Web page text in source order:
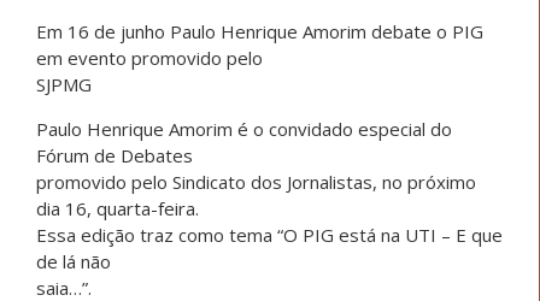
Em 16 de junho Paulo Henrique Amorim debate o PIG
em evento promovido pelo
SJPMG
Paulo Henrique Amorim é o convidado especial do
Fórum de Debates
promovido pelo Sindicato dos Jornalistas, no próximo
dia 16, quarta-feira.
Essa edição traz como tema “O PIG está na UTI – E que
de lá não
saia…”.